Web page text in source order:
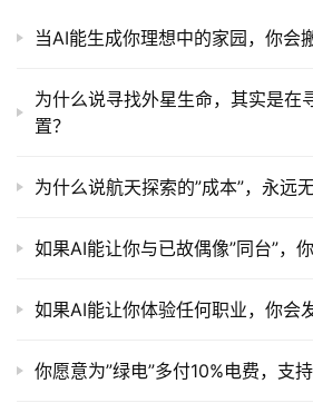
当AI能生成你理想中的家园，你会
为什么说寻找外星生命，其实是在
置？
为什么说航天探索的”成本”，永远
如果AI能让你与已故偶像”同台”，
如果AI能让你体验任何职业，你会
你愿意为”绿电”多付10%电费，支